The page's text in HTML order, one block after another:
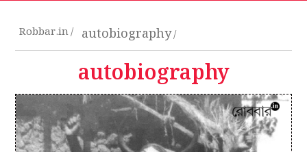
Robbar.in autobiography
autobiography